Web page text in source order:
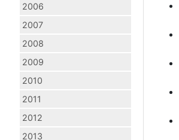
2006
2007
2008
2009
2010
2011
2012
2013